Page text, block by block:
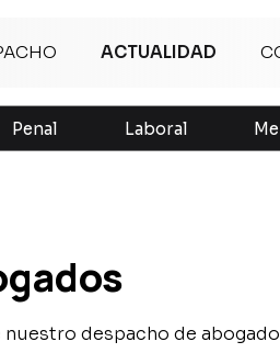
ACTUALIDAD
Penal Laboral
despacho de